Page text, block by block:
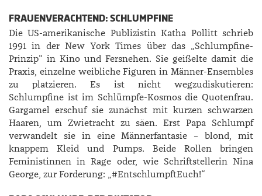
FRAUENVERACHTEND: SCHLUMPFINE
Die US-amerikanische Publizistin Katha Pollitt schrieb
1991 in der New York Times über das „Schlumpfine-
Prinzip“ in Kino und Fersnehen. Sie geißelte damit die
Praxis, einzelne weibliche Figuren in Männer-Ensembles
zu platzieren. Es ist nicht wegzudiskutieren:
Schlumpfine ist im Schlümpfe-Kosmos die Quotenfrau.
Gargamel erschuf sie zunächst mit kurzen schwarzen
Haaren, um Zwietracht zu säen. Erst Papa Schlumpf
verwandelt sie in eine Männerfantasie – blond, mit
knappem Kleid und Pumps. Beide Rollen bringen
Feministinnen in Rage oder, wie Schriftstellerin Nina
George, zur Forderung: „#EntschlumpftEuch!“